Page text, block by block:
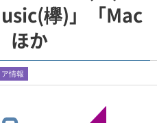
欅)」「Mac
ほか
情報